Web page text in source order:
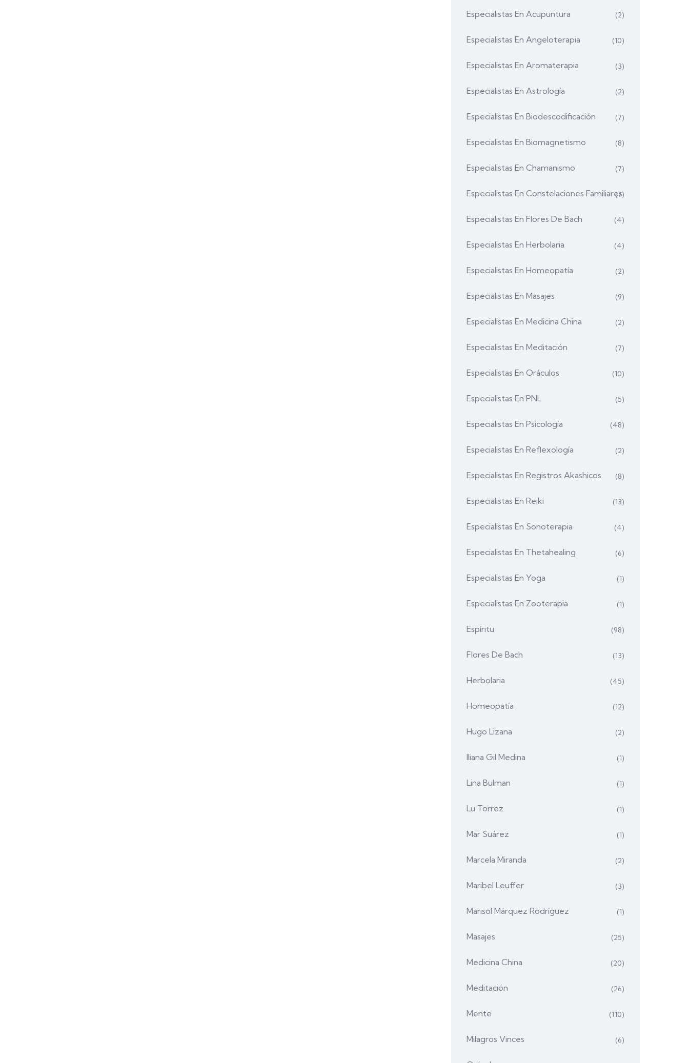
Especialistas En Acupuntura (2)
Especialistas En Angeloterapia (10)
Especialistas En Aromaterapia (3)
Especialistas En Astrología (2)
Especialistas En Biodescodificación (7)
Especialistas En Biomagnetismo (8)
Especialistas En Chamanismo (7)
Especialistas En Constelaciones Familiares
(7)
Especialistas En Flores De Bach (4)
Especialistas En Herbolaria (4)
Especialistas En Homeopatía (2)
Especialistas En Masajes (9)
Especialistas En Medicina China (2)
Especialistas En Meditación (7)
Especialistas En Oráculos (10)
Especialistas En PNL (5)
Especialistas En Psicología (48)
Especialistas En Reflexología (2)
Especialistas En Registros Akashicos (8)
Especialistas En Reiki (13)
Especialistas En Sonoterapia (4)
Especialistas En Thetahealing (6)
Especialistas En Yoga (1)
Especialistas En Zooterapia (1)
Espíritu (98)
Flores De Bach (13)
Herbolaria (45)
Homeopatía (12)
Hugo Lizana (2)
Iliana Gil Medina (1)
Lina Bulman (1)
Lu Torrez (1)
Mar Suárez (1)
Marcela Miranda (2)
Maribel Leuffer (3)
Marisol Márquez Rodríguez (1)
Masajes (25)
Medicina China (20)
Meditación (26)
Mente (110)
Milagros Vinces (6)